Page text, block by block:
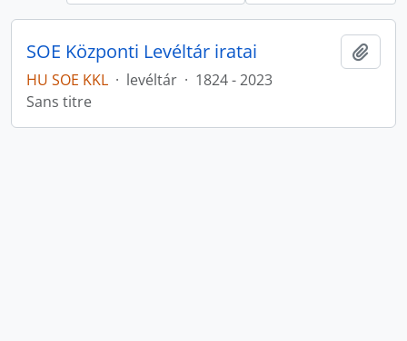
SOE Központi Levéltár iratai
HU SOE KKL · levéltár · 1824 - 2023
Sans titre